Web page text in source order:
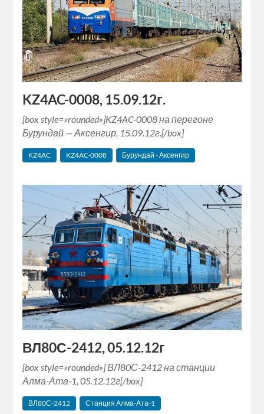
KZ4AC-0008, 15.09.12г.
[box style=»rounded»]KZ4AC-0008 на перегоне
Бурундай — Аксенгир, 15.09.12г.[/box]
KZ4AC KZ4AC-0008 Бурундай - Аксенгир
ВЛ80С-2412, 05.12.12г
[box style=»rounded»] ВЛ80С-2412 на станции
Алма-Ата-1, 05.12.12г[/box]
ВЛ80С-2412 Станция Алма-Ата-1